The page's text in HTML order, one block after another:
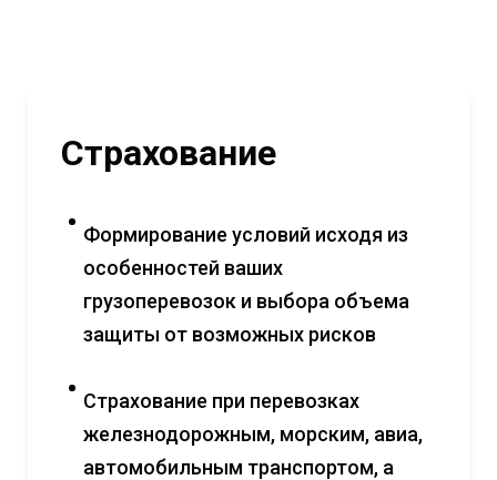
Страхование
Формирование условий исходя из
особенностей ваших
грузоперевозок и выбора объема
защиты от возможных рисков
Страхование при перевозках
железнодорожным, морским, авиа,
автомобильным транспортом, а